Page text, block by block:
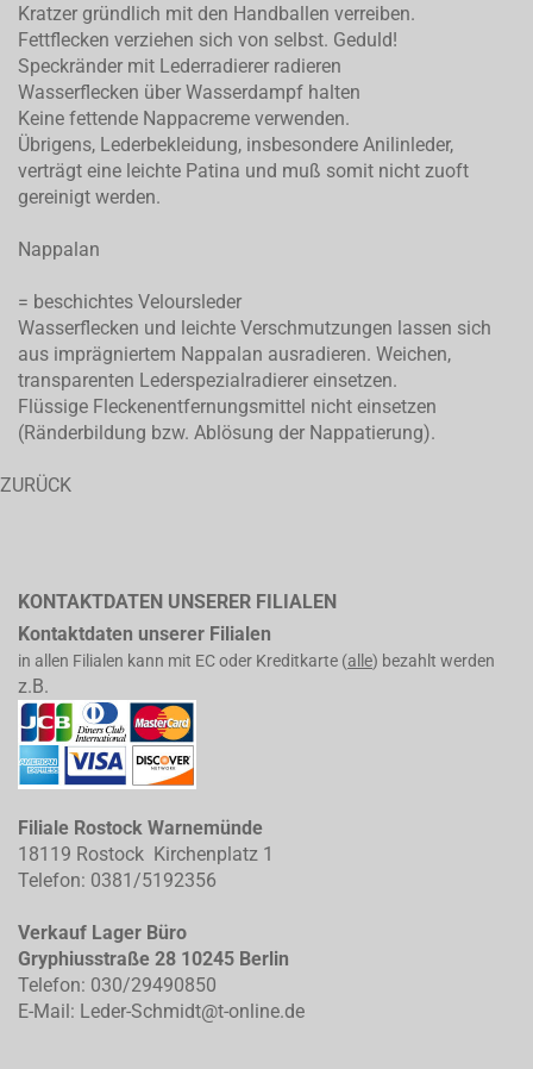
Kratzer gründlich mit den Handballen verreiben.
Fettflecken verziehen sich von selbst. Geduld!
Speckränder mit Lederradierer radieren
Wasserflecken über Wasserdampf halten
Keine fettende Nappacreme verwenden.
Übrigens, Lederbekleidung, insbesondere Anilinleder,
verträgt eine leichte Patina und muß somit nicht zuoft
gereinigt werden.
Nappalan
= beschichtes Veloursleder
Wasserflecken und leichte Verschmutzungen lassen sich
aus imprägniertem Nappalan ausradieren. Weichen,
transparenten Lederspezialradierer einsetzen.
Flüssige Fleckenentfernungsmittel nicht einsetzen
(Ränderbildung bzw. Ablösung der Nappatierung).
ZURÜCK
KONTAKTDATEN UNSERER FILIALEN
Kontaktdaten unserer Filialen
in allen Filialen kann mit EC oder Kreditkarte (alle) bezahlt werden
z.B.
Filiale Rostock Warnemünde
18119 Rostock Kirchenplatz 1
Telefon: 0381/5192356
Verkauf Lager Büro
Gryphiusstraße 28 10245 Berlin
Telefon: 030/29490850
E-Mail: Leder-Schmidt@t-online.de